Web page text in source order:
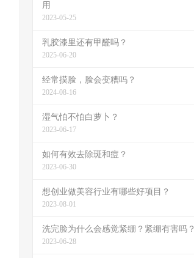
用
2023-05-25
乳胶漆里还有甲醛吗？
2025-06-20
经常摸脸，脸会变糟吗？
2024-08-16
湿气怕不怕白萝卜？
2023-06-17
如何有效去除斑和痘？
2023-06-30
想创业做美容行业有哪些好项目？
2023-08-01
洗完脸为什么会感觉紧绷？紧绷有害吗？
2023-06-28